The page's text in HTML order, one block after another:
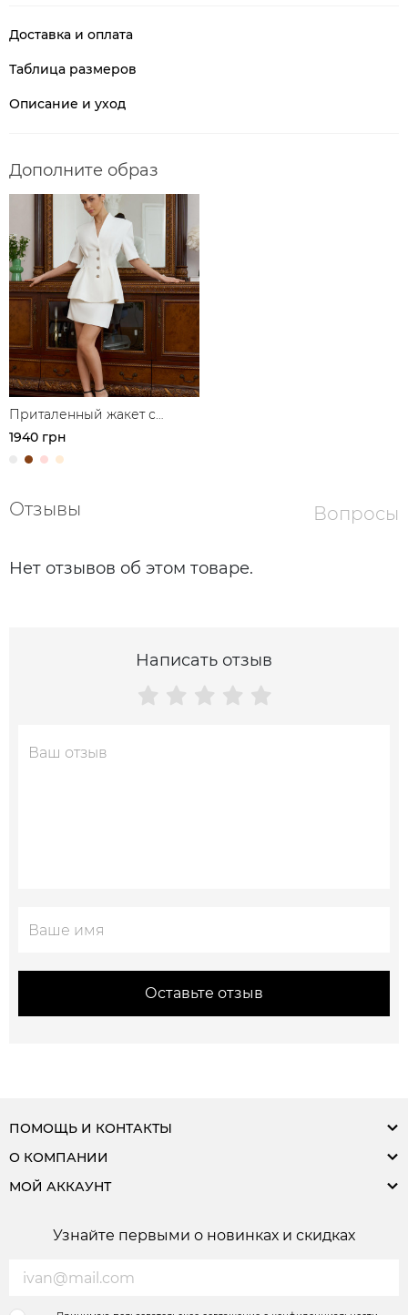
Доставка и оплата
Таблица размеров
Описание и уход
Дополните образ
Приталенный жакет с
акцентной талией
1940 грн
Отзывы Вопросы
Нет отзывов об этом товаре.
Написать отзыв
Оставьте отзыв
ПОМОЩЬ И КОНТАКТЫ
О КОМПАНИИ
МОЙ АККАУНТ
Узнайте первыми о новинках и скидках